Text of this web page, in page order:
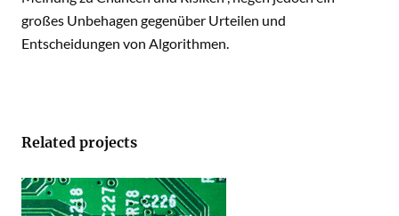
großes Unbehagen gegenüber Urteilen und
Entscheidungen von Algorithmen.
Related projects